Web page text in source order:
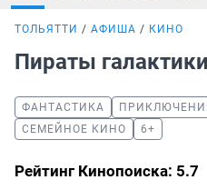
ТОЛЬЯТТИ АФИША КИНО
Пираты
ФАНТАСТИКА
СЕМЕЙНОЕ КИНО
6+
Рейтинг Кинопоиска: 5.7